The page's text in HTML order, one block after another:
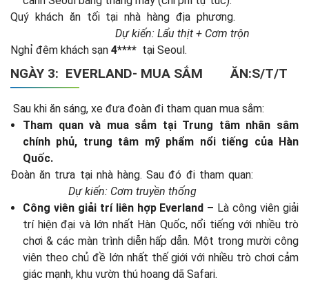
Quý khách ăn tối tại nhà hàng địa phương.
Dự kiến: Lẩu thịt + Cơm trộn
Nghỉ đêm khách sạn 4**** tại Seoul.
NGÀY 3: EVERLAND- MUA SẮM ĂN:S/T/T
Sau khi ăn sáng, xe đưa đoàn đi tham quan mua sắm:
Tham quan và mua sắm tại Trung tâm nhân sâm
chính phủ, trung tâm mỹ phẩm nổi tiếng của Hàn
Quốc.
Đoàn ăn trưa tại nhà hàng. Sau đó đi tham quan:
Dự kiến: Cơm truyền thống
Công viên giải trí liên hợp Everland – Là công viên giải
trí hiện đại và lớn nhất Hàn Quốc, nổi tiếng với nhiều trò
chơi & các màn trình diễn hấp dẫn. Một trong mười công
viên theo chủ đề lớn nhất thế giới với nhiều trò chơi cảm
giác mạnh, khu vườn thú hoang dã Safari.